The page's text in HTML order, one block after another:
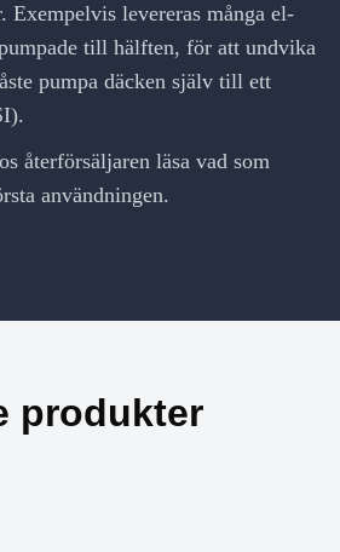
Exempelvis levereras många el-
till hälften, för att undvika
pumpa däcken själv till ett
återförsäljaren läsa vad som
användningen.
produkter